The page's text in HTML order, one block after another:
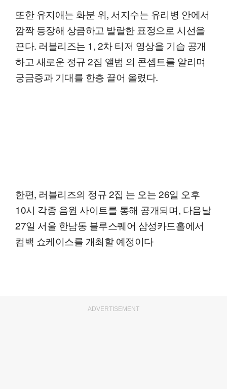
또한 유지애는 화분 위, 서지수는 유리병 안에서
깜짝 등장해 상큼하고 발랄한 표정으로 시선을
끈다. 러블리즈는 1, 2차 티저 영상을 기습 공개
하고 새로운 정규 2집 앨범 의 콘셉트를 알리며
궁금증과 기대를 한층 끌어 올렸다.
한편, 러블리즈의 정규 2집 는 오는 26일 오후
10시 각종 음원 사이트를 통해 공개되며, 다음날
27일 서울 한남동 블루스퀘어 삼성카드홀에서
컴백 쇼케이스를 개최할 예정이다
ADVERTISEMENT